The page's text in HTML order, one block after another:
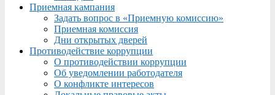
Приемная кампания
Задать вопрос в «Приемную комиссию»
Приемная комиссия
Дни открытых дверей
Противодействие коррупции
О противодействии коррупции
Об уведомлении работодателя
О конфликте интересов